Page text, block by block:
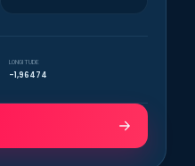
LONGITUDE
-1,96474